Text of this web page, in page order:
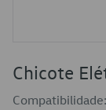
Chicote
Compatibilidade: